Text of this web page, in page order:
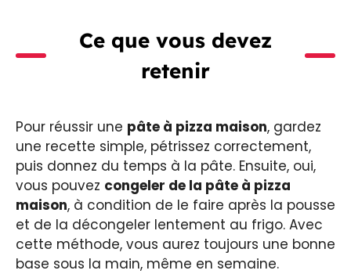
Ce que vous devez
retenir
Pour réussir une pâte à pizza maison, gardez
une recette simple, pétrissez correctement,
puis donnez du temps à la pâte. Ensuite, oui,
vous pouvez congeler de la pâte à pizza
maison, à condition de le faire après la pousse
et de la décongeler lentement au frigo. Avec
cette méthode, vous aurez toujours une bonne
base sous la main, même en semaine.